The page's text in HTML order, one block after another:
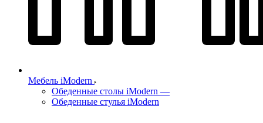
Мебель iModern
Обеденные столы iModern —
Обеденные стулья iModern